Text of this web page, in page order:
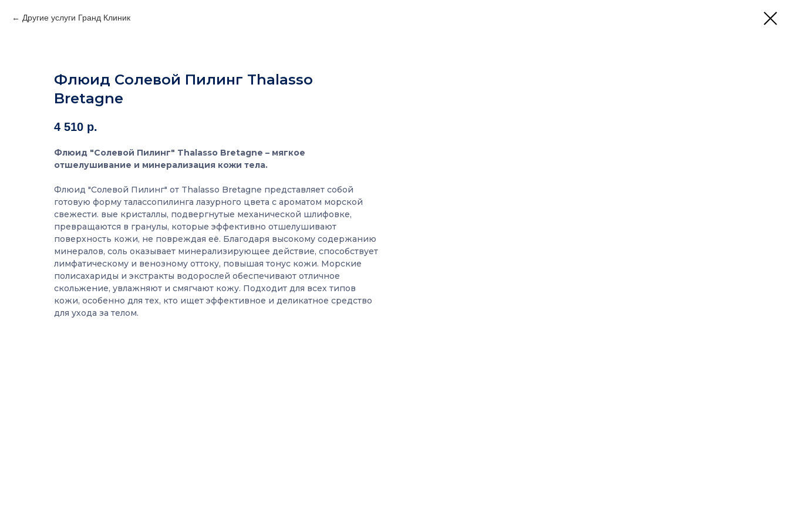
Другие услуги Гранд Клиник
Флюид Солевой Пилинг Thalasso
Bretagne
4 510 р.
Флюид "Солевой Пилинг" Thalasso Bretagne – мягкое
отшелушивание и минерализация кожи тела.
Флюид "Солевой Пилинг" от Thalasso Bretagne представляет собой
готовую форму талассопилинга лазурного цвета с ароматом морской
свежести. вые кристаллы, подвергнутые механической шлифовке,
превращаются в гранулы, которые эффективно отшелушивают
поверхность кожи, не повреждая её. Благодаря высокому содержанию
минералов, соль оказывает минерализирующее действие, способствует
лимфатическому и венозному оттоку, повышая тонус кожи. Морские
полисахариды и экстракты водорослей обеспечивают отличное
скольжение, увлажняют и смягчают кожу. Подходит для всех типов
кожи, особенно для тех, кто ищет эффективное и деликатное средство
для ухода за телом.